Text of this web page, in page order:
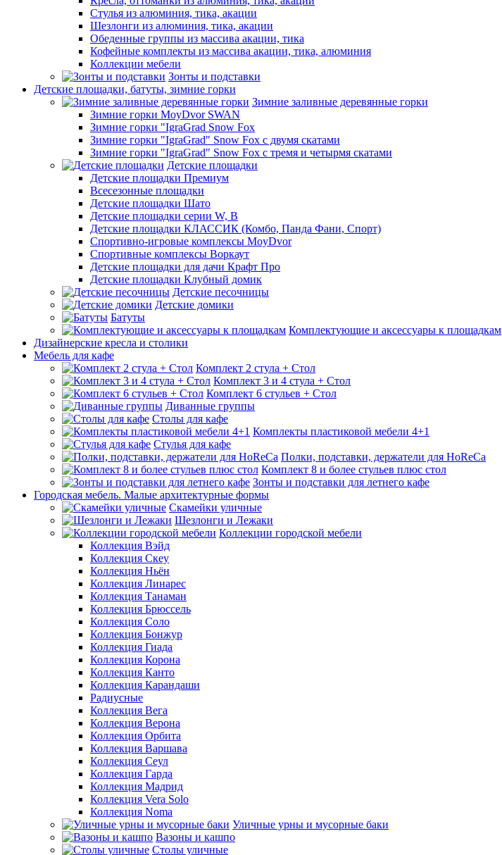
Стулья из алюминия, тика, акации
Шезлонги из алюминия, тика, акации
Обеденные группы из массива акации, тика
Кофейные комплекты из массива акации, тика, алюминия
Коллекции мебели
Зонты и подставки
Детские площадки, батуты, зимние горки
Зимние заливные деревянные горки
Зимние горки MoyDvor SWAN
Зимние горки "IgraGrad Snow Fox
Зимние горки "IgraGrad" Snow Fox с двумя скатами
Зимние горки "IgraGrad" Snow Fox с тремя и четырмя скатами
Детские площадки
Детские площадки Премиум
Всесезонные площадки
Детские площадки Шато
Детские площадки серии W, В
Детские площадки КЛАССИК (Комбо, Панда Фани, Спорт)
Спортивно-игровые комплексы MoyDvor
Спортивные комплексы Воркаут
Детские площадки для дачи Крафт Про
Детские площадки Клубный домик
Детские песочницы
Детские домики
Батуты
Комплектующие и аксессуары к площадкам
Дизайнерские кресла и столики
Мебель для кафе
Комплект 2 стула + Стол
Комплект 3 и 4 стула + Стол
Комплект 6 стульев + Стол
Диванные группы
Столы для кафе
Комплекты пластиковой мебели 4+1
Стулья для кафе
Полки, подставки, держатели для HoReCa
Комплект 8 и более стульев плюс стол
Зонты и подставки для летнего кафе
Городская мебель. Малые архитектурные формы
Скамейки уличные
Шезлонги и Лежаки
Коллекции городской мебели
Коллекция Вэйд
Коллекция Скеу
Коллекция Ньён
Коллекция Линарес
Коллекция Танаман
Коллекция Брюссель
Коллекция Соло
Коллекция Бонжур
Коллекция Гиада
Коллекция Корона
Коллекция Канто
Коллекция Карандаши
Радиусные
Коллекция Вега
Коллекция Верона
Коллекция Орбита
Коллекция Варшава
Коллекция Сеул
Коллекция Гарда
Коллекция Мадрид
Коллекция Vera Solo
Коллекция Noma
Уличные урны и мусорные баки
Вазоны и кашпо
Столы уличные